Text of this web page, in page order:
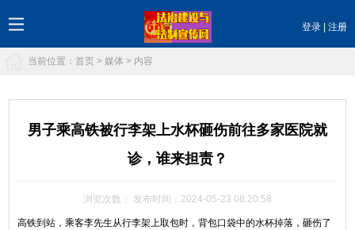
登录 注册
当前位置： 首页 > 媒体 > 内容
男子乘高铁被行李架上水杯砸伤前往多家医院就
诊，谁来担责？
浏览次数： 发布时间：2024-05-23 08:20:58
高铁到站，乘客李先生从行李架上取包时，背包口袋中的水杯掉落，砸伤了